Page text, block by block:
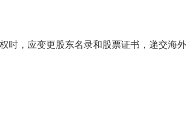
时，应变更股东名录和股票证书，递交海